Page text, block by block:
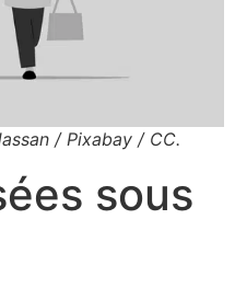
/ Pixabay / CC.
sous